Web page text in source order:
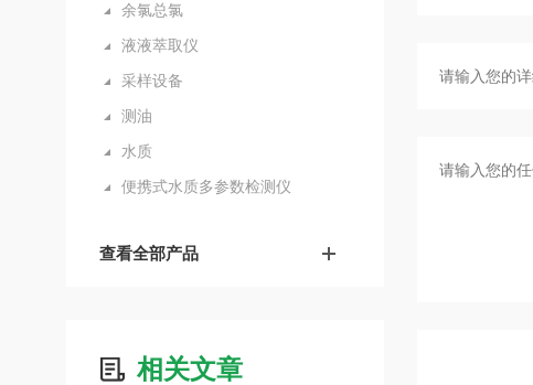
余氯总氯
液液萃取仪
采样设备
测油
水质
便携式水质多参数检测仪
查看全部产品
相关文章